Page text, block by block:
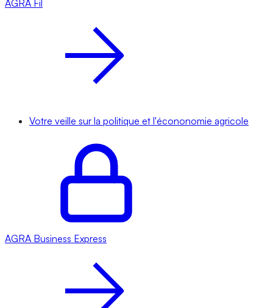
AGRA Fil
Votre veille sur la politique et l'écononomie agricole
AGRA Business Express